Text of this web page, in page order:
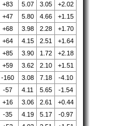
+83 5.07 3.05
+2.02
+47 5.80 4.66
+1.15
+68 3.98 2.28
+1.70
+64 4.15 2.51
+1.64
+85 3.90 1.72
+2.18
+59 3.62 2.10
+1.51
-160 3.08 7.18
-4.10
-57 4.11 5.65
-1.54
+16 3.06 2.61
+0.44
-35 4.19 5.17
-0.97